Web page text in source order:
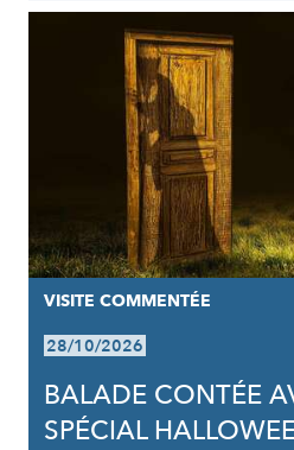
VISITE COMMENTÉE
28/10/2026
BALADE CONTÉE
SPÉCIAL